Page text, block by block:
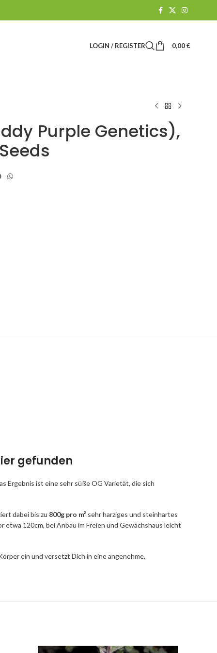
LOGIN / REGISTER 0,00€
Purple Genetics),
gefunden
Ergebnis ist eine sehr süße OG Varietät, die sich
dabei bis zu 800g pro m² sehr harziges und steinhartes
etwa 120cm, bei Anbau im Freien und Gewächshaus leicht
ein und versetzt Dich in eine angenehme,